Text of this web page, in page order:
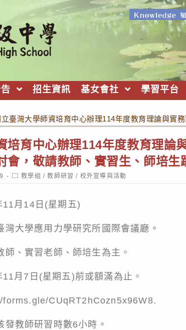
招生資訊 基女會社 學習平台
立臺灣大學師資培育中心辦理114年度教育理論與實
培育中心辦理114年度教育理論
會，敬請教師、實習生、師培生
Post
category:
教學組 / 教師研習 / 校外宣導與活動
月14日(星期五)
灣大學應用力學研究所國際會議廳。
師、實習老師、師培生為主。
月7日(星期五)前或額滿為止。
forms.gle/CUqRT2hCozn5x96W8.
發教師研習時數6小時。